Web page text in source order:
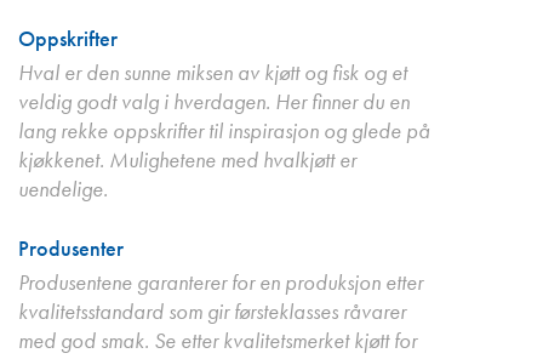
Oppskrifter
Hval er den sunne miksen av kjøtt og fisk og et
veldig godt valg i hverdagen. Her finner du en
lang rekke oppskrifter til inspirasjon og glede på
kjøkkenet. Mulighetene med hvalkjøtt er
uendelige.
Produsenter
Produsentene garanterer for en produksjon etter
kvalitetsstandard som gir førsteklasses råvarer
med god smak. Se etter kvalitetsmerket kjøtt for